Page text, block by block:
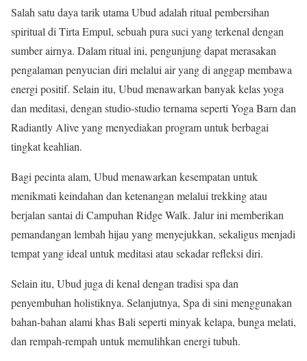
Salah satu daya tarik utama Ubud adalah ritual pembersihan
spiritual di Tirta Empul, sebuah pura suci yang terkenal dengan
sumber airnya. Dalam ritual ini, pengunjung dapat merasakan
pengalaman penyucian diri melalui air yang di anggap membawa
energi positif. Selain itu, Ubud menawarkan banyak kelas yoga
dan meditasi, dengan studio-studio ternama seperti Yoga Barn dan
Radiantly Alive yang menyediakan program untuk berbagai
tingkat keahlian.
Bagi pecinta alam, Ubud menawarkan kesempatan untuk
menikmati keindahan dan ketenangan melalui trekking atau
berjalan santai di Campuhan Ridge Walk. Jalur ini memberikan
pemandangan lembah hijau yang menyejukkan, sekaligus menjadi
tempat yang ideal untuk meditasi atau sekadar refleksi diri.
Selain itu, Ubud juga di kenal dengan tradisi spa dan
penyembuhan holistiknya. Selanjutnya, Spa di sini menggunakan
bahan-bahan alami khas Bali seperti minyak kelapa, bunga melati,
dan rempah-rempah untuk memulihkan energi tubuh.